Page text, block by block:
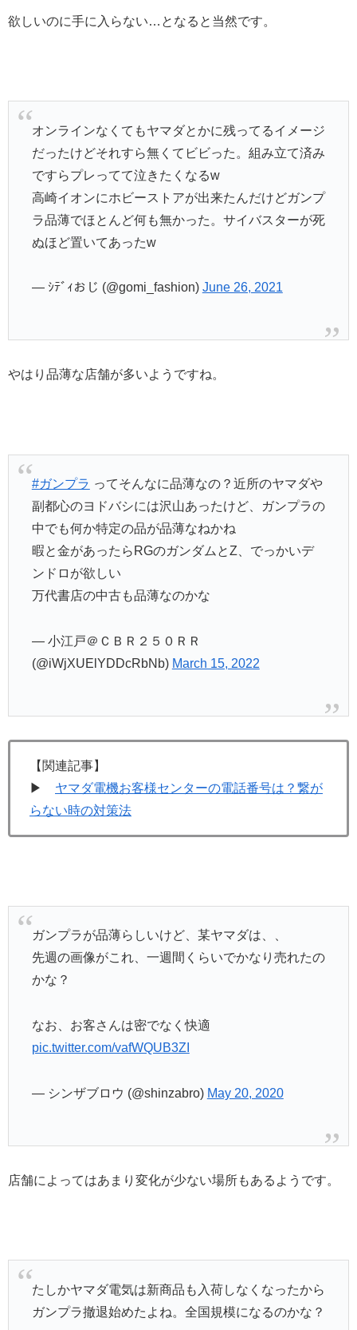
欲しいのに手に入らない…となると当然です。
オンラインなくてもヤマダとかに残ってるイメージ
だったけどそれすら無くてビビった。組み立て済み
ですらプレってて泣きたくなるw
高崎イオンにホビーストアが出来たんだけどガンプ
ラ品薄でほとんど何も無かった。サイバスターが死
ぬほど置いてあったw
— ｼﾃﾞｨおじ (@gomi_fashion) June 26, 2021
やはり品薄な店舗が多いようですね。
#ガンプラ ってそんなに品薄なの？近所のヤマダや
副都心のヨドバシには沢山あったけど、ガンプラの
中でも何か特定の品が品薄なねかね
暇と金があったらRGのガンダムとZ、でっかいデ
ンドロが欲しい
万代書店の中古も品薄なのかな
— 小江戸＠ＣＢＲ２５０ＲＲ
(@iWjXUElYDDcRbNb) March 15, 2022
【関連記事】
▶ ヤマダ電機お客様センターの電話番号は？繋が
らない時の対策法
ガンプラが品薄らしいけど、某ヤマダは、、
先週の画像がこれ、一週間くらいでかなり売れたの
かな？
なお、お客さんは密でなく快適
pic.twitter.com/vafWQUB3ZI
— シンザブロウ (@shinzabro) May 20, 2020
店舗によってはあまり変化が少ない場所もあるようです。
たしかヤマダ電気は新商品も入荷しなくなったから
ガンプラ撤退始めたよね。全国規模になるのかな？